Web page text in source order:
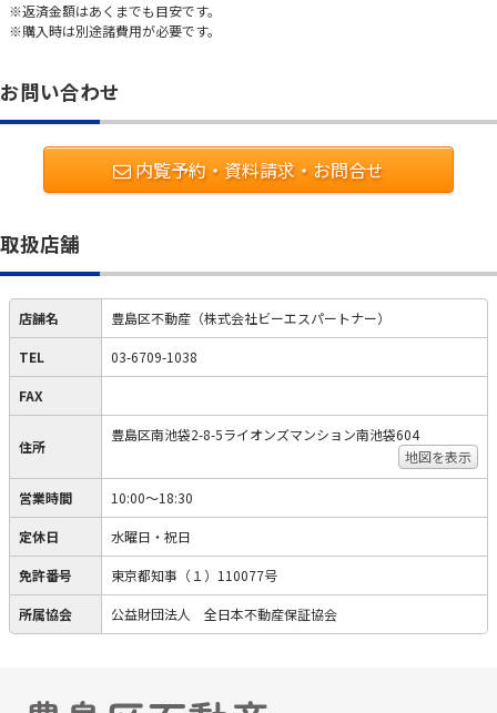
※返済金額はあくまでも目安です。
※購入時は別途諸費用が必要です。
お問い合わせ
内覧予約・資料請求・お問合せ
取扱店舗
店舗名 豊島区不動産（株式会社ビーエスパートナー）
TEL 03-6709-1038
FAX
住所
豊島区南池袋2-8-5ライオンズマンション南池袋604
地図を表示
営業時間 10:00～18:30
定休日 水曜日・祝日
免許番号 東京都知事（１）110077号
所属協会 公益財団法人 全日本不動産保証協会